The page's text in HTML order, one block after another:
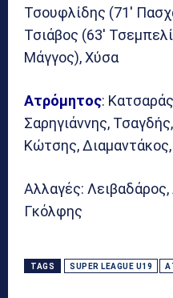
Τσουφλίδης (71′
Τσιάβος (63′
Μάγγος), Χύσα
Ατρόμητος:
Σαρηγιάννης,
Κώτσης,
Αλλαγές:
Γκόλφης
TAGS SUPER LEAGUE U19